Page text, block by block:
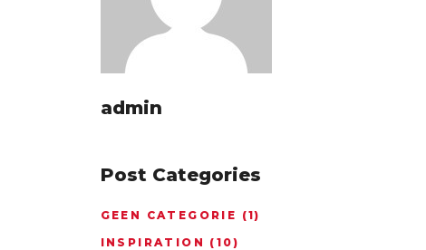
admin
Post Categories
GEEN CATEGORIE (1)
INSPIRATION (10)